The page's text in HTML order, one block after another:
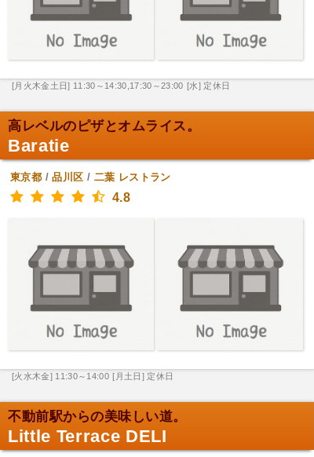
[月火木金土日] 11:30～14:30,17:30～23:00 [水] 定休日
高レベルのピザとオムライス。
Baratie
東京都 /品川区 / 二葉 レストラン
4.8
[火水木金] 11:30～14:00 [月土日] 定休日
不動前駅からの美味しい道。
Little Terrace DELI